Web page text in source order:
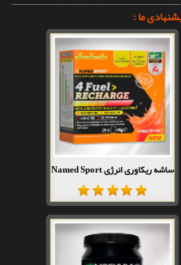
ما :
ساشه ریکاوری انرژی Named Sport